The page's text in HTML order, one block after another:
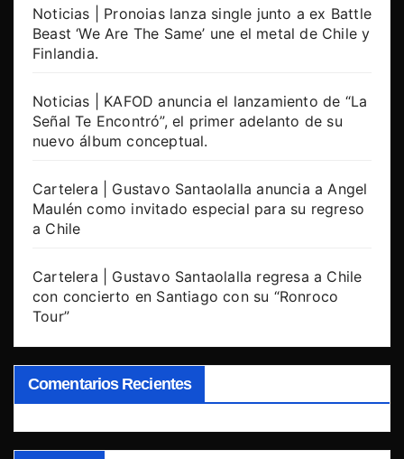
Noticias | Pronoias lanza single junto a ex Battle
Beast ‘We Are The Same’ une el metal de Chile y
Finlandia.
Noticias | KAFOD anuncia el lanzamiento de “La
Señal Te Encontró”, el primer adelanto de su
nuevo álbum conceptual.
Cartelera | Gustavo Santaolalla anuncia a Angel
Maulén como invitado especial para su regreso
a Chile
Cartelera | Gustavo Santaolalla regresa a Chile
con concierto en Santiago con su “Ronroco
Tour”
Comentarios Recientes